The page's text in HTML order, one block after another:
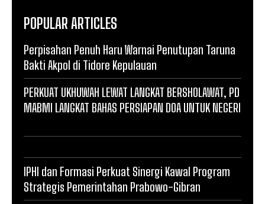
POPULAR ARTICLES
Perpisahan Penuh Haru Warnai Penutupan Taruna
Bakti Akpol di Tidore Kepulauan
PERKUAT UKHUWAH LEWAT LANGKAT BERSHOLAWAT, PD
MABMI LANGKAT BAHAS PERSIAPAN DOA UNTUK NEGERI
IPHI dan Formasi Perkuat Sinergi Kawal Program
Strategis Pemerintahan Prabowo-Gibran